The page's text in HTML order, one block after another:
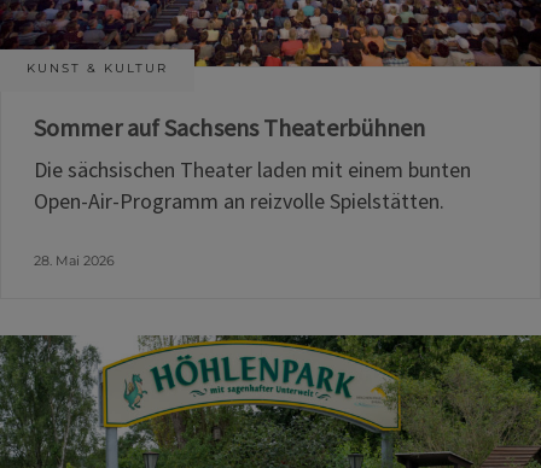
KUNST & KULTUR
Sommer auf Sachsens Theaterbühnen
Die sächsischen Theater laden mit einem bunten
Open-Air-Programm an reizvolle Spielstätten.
28. Mai 2026